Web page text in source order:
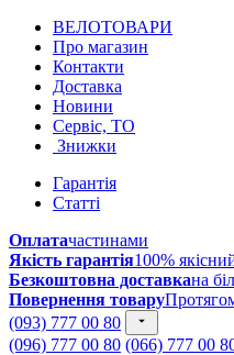
ВЕЛОТОВАРИ
Про магазин
Контакти
Доставка
Новини
Сервіс, ТО
Знижки
Гарантія
Статті
Оплатачастинами
Якість гарантія100%
Безкоштовна доставкана
Повернення товару
(093) 777 00 80
(096) 777 00 80 (066) 777 00